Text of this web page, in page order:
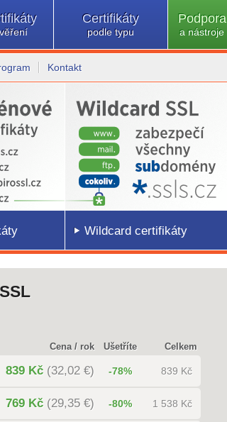
Certifikáty
podle typu
Podpora
a nástroje
Kontakt
Wildcard certifikáty
Cena / rok Ušetříte Celkem
839 Kč (32,02 €) -78% 839 Kč
769 Kč (29,35 €) -80% 1 538 Kč